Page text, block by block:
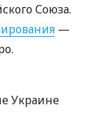
Союза.
—
Украине